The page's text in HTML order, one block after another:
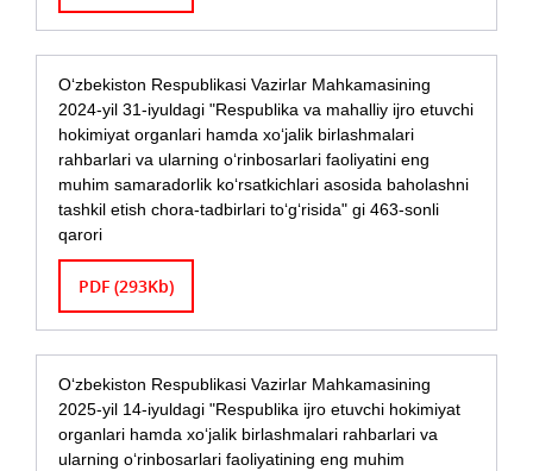
О‘zbekiston Respublikasi Vazirlar Mahkamasining
2024-yil 31-iyuldagi "Respublika va mahalliy ijro etuvchi
hokimiyat organlari hamda xо‘jalik birlashmalari
rahbarlari va ularning о‘rinbosarlari faoliyatini eng
muhim samaradorlik kо‘rsatkichlari asosida baholashni
tashkil etish chora-tadbirlari tо‘g‘risida" gi 463-sonli
qarori
PDF (293Kb)
О‘zbekiston Respublikasi Vazirlar Mahkamasining
2025-yil 14-iyuldagi "Respublika ijro etuvchi hokimiyat
organlari hamda xо‘jalik birlashmalari rahbarlari va
ularning о‘rinbosarlari faoliyatining eng muhim